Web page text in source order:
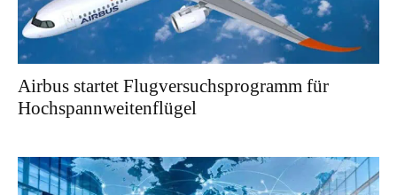
Airbus startet Flugversuchsprogramm für
Hochspannweitenflügel